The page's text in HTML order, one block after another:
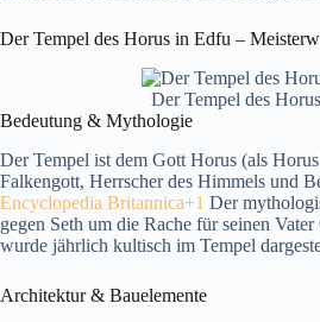
Der Tempel des Horus in Edfu –
Der Tempel des
Bedeutung & Mythologie
Der Tempel ist dem Gott Horus (als
Falkengott, Herrscher des Himmels und
Encyclopedia Britannica+1 Der
gegen Seth um die Rache für seinen
wurde jährlich kultisch im Tempel
Architektur & Bauelemente